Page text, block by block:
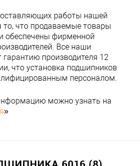
работы нашей
то, что продаваемые товары
обеспечены фирменной
Все наши
производителя 12
что установка подшипников
персоналом.
можно узнать на
»